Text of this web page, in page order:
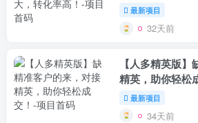
最新项目
32天前
【人多精英版
精英，助你轻松
最新项目
34天前